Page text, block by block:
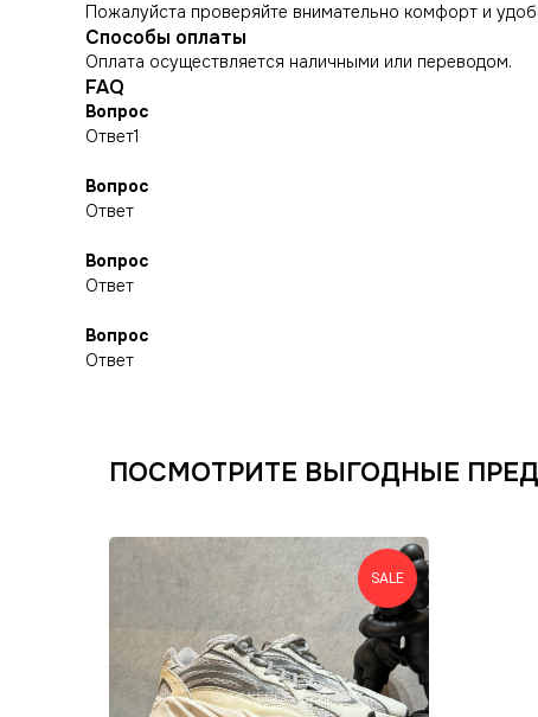
Пожалуйста проверяйте внимательно комфорт и
Способы оплаты
Оплата осуществляется наличными или переводом.
FAQ
Вопрос
Ответ1
Вопрос
Ответ
Вопрос
Ответ
Вопрос
Ответ
ПОСМОТРИТЕ ВЫГОДНЫЕ
SALE